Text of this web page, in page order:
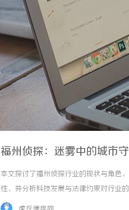
福州侦探：迷雾中的城市
本文探讨了福州侦探行业的现状与角色
性，并分析科技发展与法律约束对行业